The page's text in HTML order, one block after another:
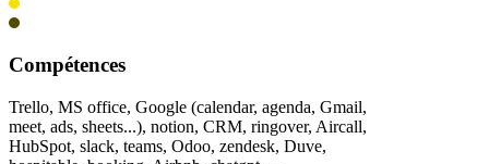
Compétences
Trello, MS office, Google (calendar, agenda, Gmail,
meet, ads, sheets...), notion, CRM, ringover, Aircall,
HubSpot, slack, teams, Odoo, zendesk, Duve,